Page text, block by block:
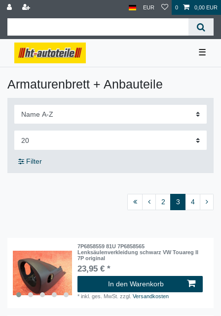
EUR 0 0,00 EUR
☰
Armaturenbrett + Anbauteile
Filter
2 3 4
7P6858559 81U 7P6858565
Lenksäulenverkleidung schwarz VW Touareg II
7P original
23,95 € *
In den Warenkorb
*inkl. ges. MwSt. zzgl.Versandkosten